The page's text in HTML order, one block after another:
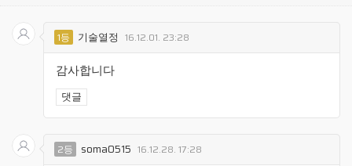
1등 기술열정 16.12.01. 23:28
감사합니다
댓글
2등 soma0515 16.12.28. 17:28